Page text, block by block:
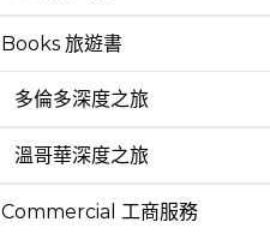
Books 旅遊書
多倫多深度之旅
溫哥華深度之旅
Commercial 工商服務